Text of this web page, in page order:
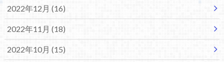
2022年12月 (16)
2022年11月 (18)
2022年10月 (15)